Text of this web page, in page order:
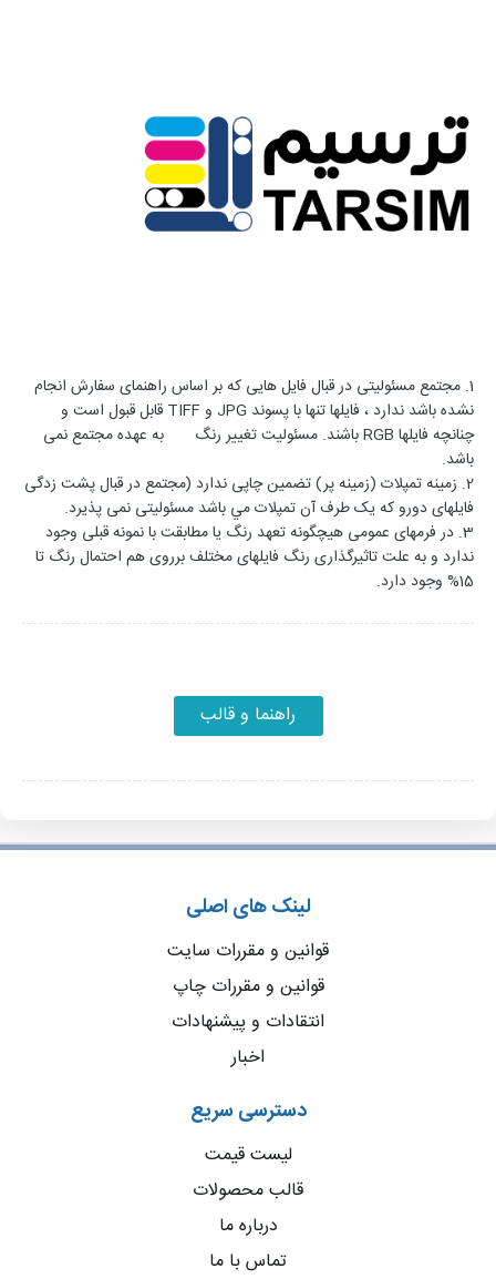
1. مجتمع مسئولیتی در قبال فایل هایی که بر اساس راهنمای سفارش انجام
نشده باشد ندارد ، فایلها تنها با پسوند JPG و TIFF قابل قبول است و
چنانچه فایلها RGB باشند. مسئولیت تغییر رنگ به عهده مجتمع نمی
باشد.
2. زمینه تمپلات (زمينه پر) تضمین چاپی ندارد (مجتمع در قبال پشت زدگی
فایلهای دورو که یک طرف آن تمپلات مي باشد مسئولیتی نمی پذیرد.
3. در فرمهای عمومی هیچگونه تعهد رنگ یا مطابقت با نمونه قبلی وجود
ندارد و به علت تاثیرگذاری رنگ فایلهای مختلف برروی هم احتمال رنگ تا
15% وجود دارد.
راهنما و قالب
لینک های اصلی
قوانین و مقررات سایت
قوانین و مقررات چاپ
انتقادات و پیشنهادات
اخبار
دسترسی سریع
لیست قیمت
قالب محصولات
درباره ما
تماس با ما